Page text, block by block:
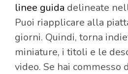
linee guida delineate
Puoi riapplicare alla
giorni. Quindi, torna
miniature, i titoli e le
video. Se hai commesso